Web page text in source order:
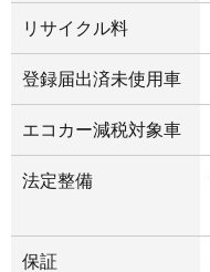
リサイクル料
登録届出済未使用車
エコカー減税対象車
法定整備
保証